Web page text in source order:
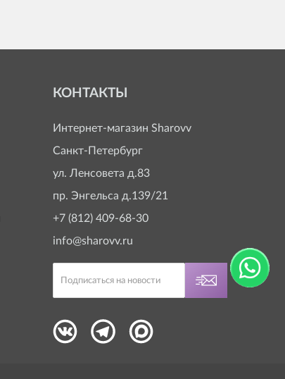
КОНТАКТЫ
Интернет-магазин Sharovv
Санкт-Петербург
ул. Ленсовета д.83
пр. Энгельса д.139/21
+7 (812) 409-68-30
info@sharovv.ru